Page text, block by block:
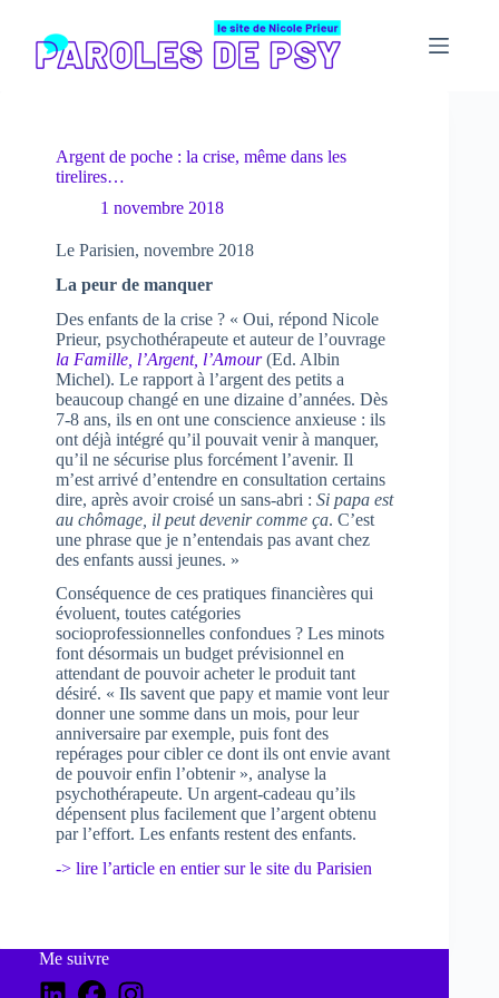
contenu
Argent de poche : la crise, même dans les
tirelires…
1 novembre 2018
Le Parisien, novembre 2018
La peur de manquer
Des enfants de la crise ? « Oui, répond Nicole
Prieur, psychothérapeute et auteur de l’ouvrage
la Famille, l’Argent, l’Amour(Ed. Albin
Michel). Le rapport à l’argent des petits a
beaucoup changé en une dizaine d’années. Dès
7-8 ans, ils en ont une conscience anxieuse : ils
ont déjà intégré qu’il pouvait venir à manquer,
qu’il ne sécurise plus forcément l’avenir. Il
m’est arrivé d’entendre en consultation certains
dire, après avoir croisé un sans-abri : Si papa est
au chômage, il peut devenir comme ça. C’est
une phrase que je n’entendais pas avant chez
des enfants aussi jeunes. »
Conséquence de ces pratiques financières qui
évoluent, toutes catégories
socioprofessionnelles confondues ? Les minots
font désormais un budget prévisionnel en
attendant de pouvoir acheter le produit tant
désiré. « Ils savent que papy et mamie vont leur
donner une somme dans un mois, pour leur
anniversaire par exemple, puis font des
repérages pour cibler ce dont ils ont envie avant
de pouvoir enfin l’obtenir », analyse la
psychothérapeute. Un argent-cadeau qu’ils
dépensent plus facilement que l’argent obtenu
par l’effort. Les enfants restent des enfants.
-> lire l’article en entier sur le site du Parisien
Me suivre